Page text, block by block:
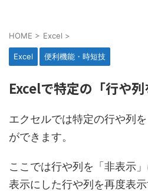
HOME > Excel >
Excel 便利機能・時短技
Excelで特定の「行や
エクセルでは特定の行や列
ができます。
ここでは行や列を「非表示
表示にした行や列を再度表